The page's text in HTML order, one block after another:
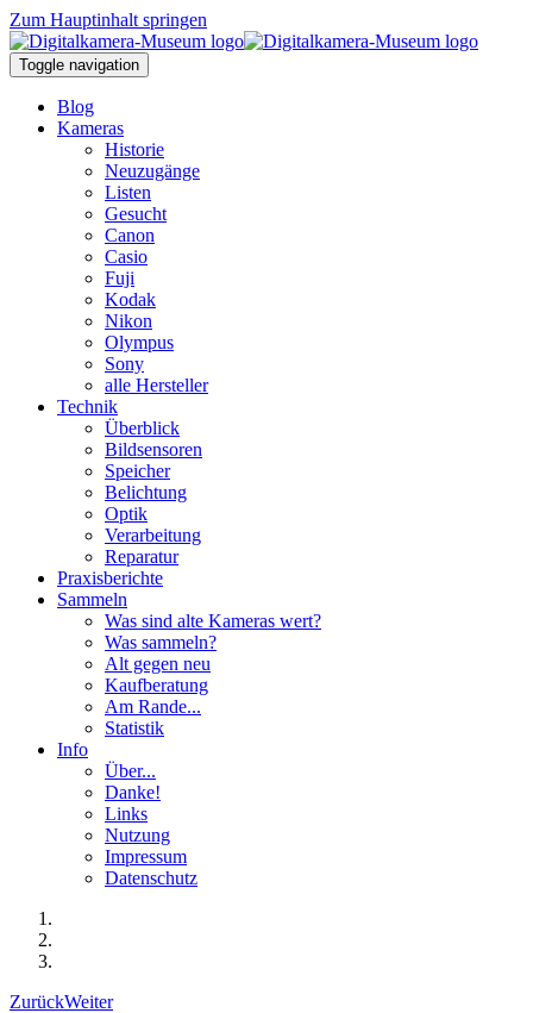
Zum Hauptinhalt springen
Toggle navigation
Blog
Kameras
Historie
Neuzugänge
Listen
Gesucht
Canon
Casio
Fuji
Kodak
Nikon
Olympus
Sony
alle Hersteller
Technik
Überblick
Bildsensoren
Speicher
Belichtung
Optik
Verarbeitung
Reparatur
Praxisberichte
Sammeln
Was sind alte Kameras wert?
Was sammeln?
Alt gegen neu
Kaufberatung
Am Rande...
Statistik
Info
Über...
Danke!
Links
Nutzung
Impressum
Datenschutz
ZurückWeiter